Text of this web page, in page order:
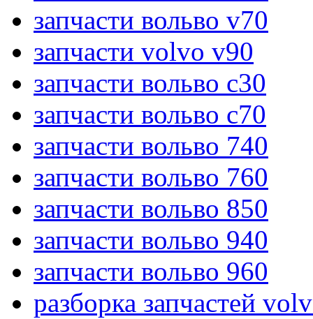
запчасти вольво v70
запчасти volvo v90
запчасти вольво c30
запчасти вольво c70
запчасти вольво 740
запчасти вольво 760
запчасти вольво 850
запчасти вольво 940
запчасти вольво 960
разборка запчастей